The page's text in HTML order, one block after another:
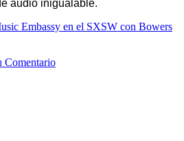
audio inigualable.
Comentario